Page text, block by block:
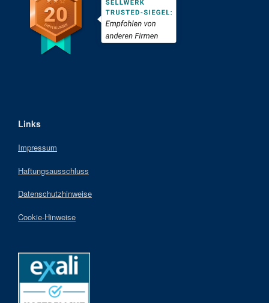
Links
Impressum
Haftungsausschluss
Datenschutzhinweise
Cookie-Hinweise